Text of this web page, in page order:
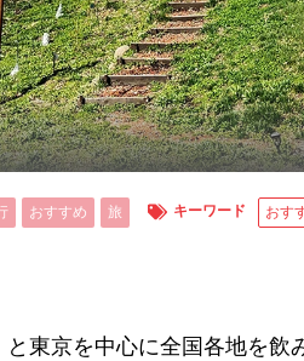
おすすめ 旅 キーワード おす
東京を中心に全国各地を飲